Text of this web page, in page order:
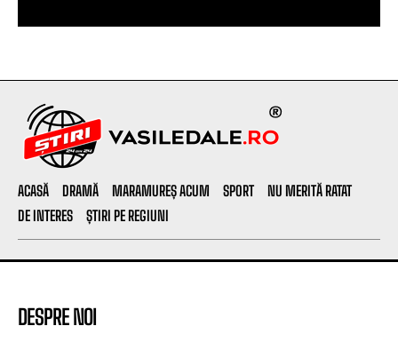
ACASĂ DRAMĂ MARAMUREȘ ACUM SPORT
NU MERITĂ RATAT
DE INTERES
ȘTIRI PE REGIUNI
DESPRE NOI